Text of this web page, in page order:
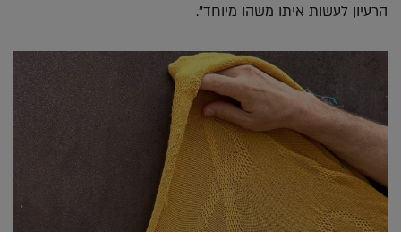
הרעיון לעשות איתו משהו מיוחד״.